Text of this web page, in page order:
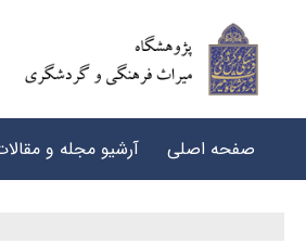
صفحه اصلی آرشیو مجله و